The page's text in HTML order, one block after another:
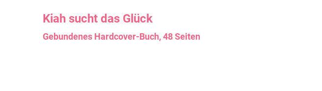
Kiah sucht das Glück
Gebundenes Hardcover-Buch, 48 Seiten